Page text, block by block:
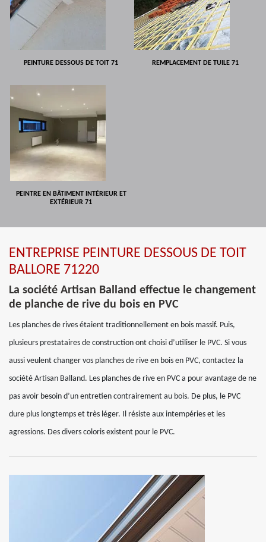
PEINTURE DESSOUS DE TOIT 71 REMPLACEMENT DE TUILE 71
PEINTRE EN BÂTIMENT INTÉRIEUR ET
EXTÉRIEUR 71
ENTREPRISE PEINTURE DESSOUS DE TOIT
BALLORE 71220
La société Artisan Balland effectue le changement
de planche de rive du bois en PVC
Les planches de rives étaient traditionnellement en bois massif. Puis,
plusieurs prestataires de construction ont choisi d’utiliser le PVC. Si vous
aussi veulent changer vos planches de rive en bois en PVC, contactez la
société Artisan Balland. Les planches de rive en PVC a pour avantage de ne
pas avoir besoin d’un entretien contrairement au bois. De plus, le PVC
dure plus longtemps et très léger. Il résiste aux intempéries et les
agressions. Des divers coloris existent pour le PVC.